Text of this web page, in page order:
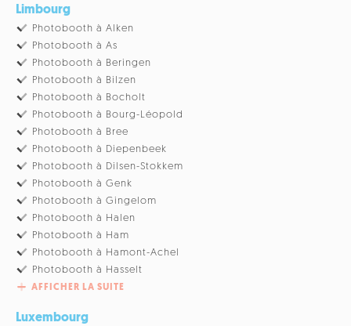
Limbourg
Photobooth à Alken
Photobooth à As
Photobooth à Beringen
Photobooth à Bilzen
Photobooth à Bocholt
Photobooth à Bourg-Léopold
Photobooth à Bree
Photobooth à Diepenbeek
Photobooth à Dilsen-Stokkem
Photobooth à Genk
Photobooth à Gingelom
Photobooth à Halen
Photobooth à Ham
Photobooth à Hamont-Achel
Photobooth à Hasselt
AFFICHER LA SUITE
Luxembourg